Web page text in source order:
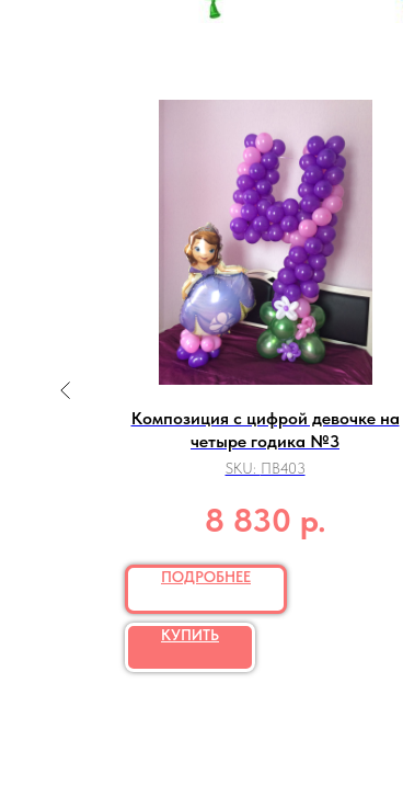
Композиция с цифрой девочке на
четыре годика №3
SKU: ПВ403
8 830 р.
ПОДРОБНЕЕ
КУПИТЬ